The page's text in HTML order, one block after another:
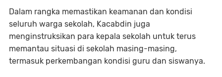
Dalam rangka memastikan keamanan dan kondisi
seluruh warga sekolah, Kacabdin juga
menginstruksikan para kepala sekolah untuk terus
memantau situasi di sekolah masing-masing,
termasuk perkembangan kondisi guru dan siswanya.